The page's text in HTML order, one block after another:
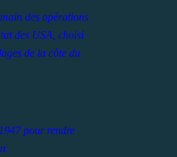
des opérations
des USA, choisi
de la côte du
pour rendre